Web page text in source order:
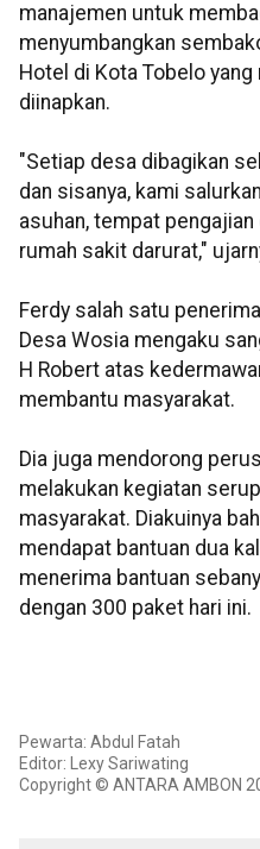
manajemen untuk
menyumbangkan
Hotel di Kota Tobelo yang
diinapkan.
"Setiap desa dibagikan
dan sisanya, kami
asuhan, tempat
rumah sakit darurat,"
Ferdy salah satu
Desa Wosia mengaku
H Robert atas
membantu masyarakat.
Dia juga mendorong
melakukan kegiatan
masyarakat. Diakuinya
mendapat bantuan dua
menerima bantuan
dengan 300 paket hari ini.
Pewarta: Abdul Fatah
Editor: Lexy Sariwating
Copyright © ANTARA AMBON